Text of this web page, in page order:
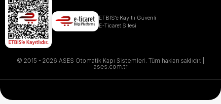
ETBİS’e Kayıtlı Güvenli
E-Ticaret Sitesi
© 2015 - 2026 ASES Otomatik Kapı Sistemleri. Tüm hakları saklıdır. |
ases.com.tr